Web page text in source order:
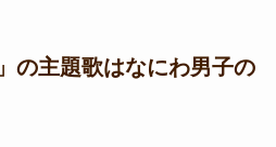
の主題歌はなにわ男子の